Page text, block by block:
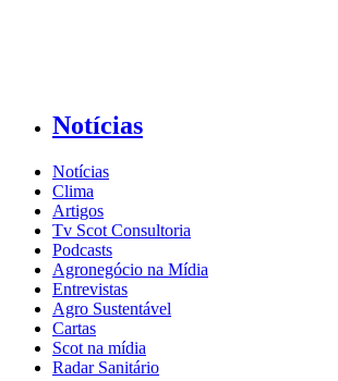
Notícias
Notícias
Clima
Artigos
Tv Scot Consultoria
Podcasts
Agronegócio na Mídia
Entrevistas
Agro Sustentável
Cartas
Scot na mídia
Radar Sanitário